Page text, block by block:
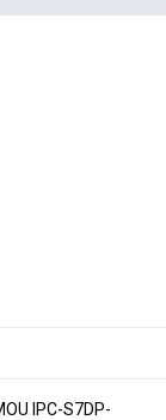
IPC-S7DP-